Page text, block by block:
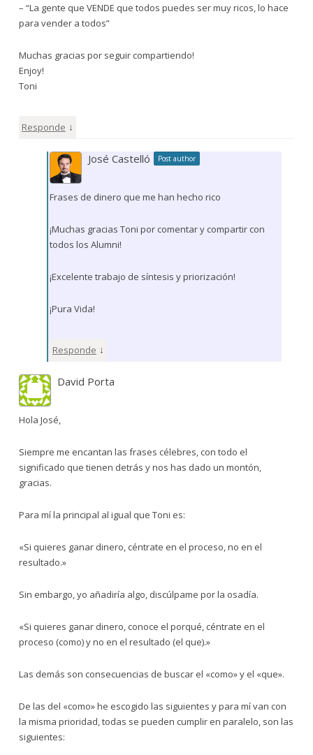
– “La gente que VENDE que todos puedes ser muy ricos, lo hace
para vender a todos”
Muchas gracias por seguir compartiendo!
Enjoy!
Toni
Responde ↓
José Castelló Post author
Frases de dinero que me han hecho rico
¡Muchas gracias Toni por comentar y compartir con
todos los Alumni!
¡Excelente trabajo de síntesis y priorización!
¡Pura Vida!
Responde ↓
David Porta
Hola José,
Siempre me encantan las frases célebres, con todo el
significado que tienen detrás y nos has dado un montón,
gracias.
Para mí la principal al igual que Toni es:
«Si quieres ganar dinero, céntrate en el proceso, no en el
resultado.»
Sin embargo, yo añadiría algo, discúlpame por la osadía.
«Si quieres ganar dinero, conoce el porqué, céntrate en el
proceso (como) y no en el resultado (el que).»
Las demás son consecuencias de buscar el «como» y el «que».
De las del «como» he escogido las siguientes y para mí van con
la misma prioridad, todas se pueden cumplir en paralelo, son las
siguientes: